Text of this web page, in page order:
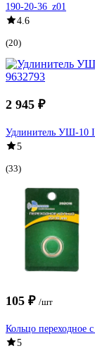
190-20-36_z01
4.6
(20)
2 945 ₽
Удлинитель УШ-10
5
(33)
105 ₽ /шт
Кольцо
5